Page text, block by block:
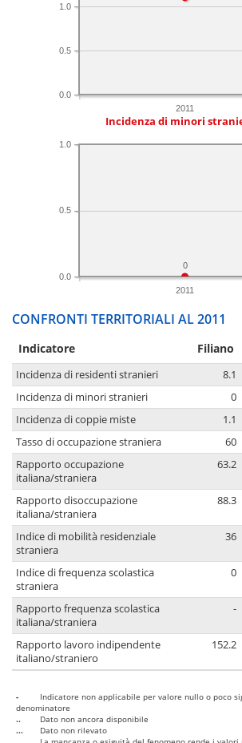
2011
0.0
0.5
1.0
Incidenza di minori
2011
0.0
0.5
1.0
0
CONFRONTI TERRITORIALI AL 2011
Indicatore Filiano
Incidenza di residenti stranieri 8.1
Incidenza di minori stranieri
0
Incidenza di coppie miste
1.1
Tasso di occupazione straniera
60
Rapporto occupazione
italiana/straniera
63.2
Rapporto disoccupazione
italiana/straniera
88.3
Indice di mobilità residenziale
straniera
36
Indice di frequenza scolastica
straniera
0
Rapporto frequenza scolastica
italiana/straniera
-
Rapporto lavoro indipendente
italiano/straniero
152.2
-
Indicatore non applicabile per valore nullo o poco
denominatore
..
Dato non ancora disponibile
...
Dato non rilevato